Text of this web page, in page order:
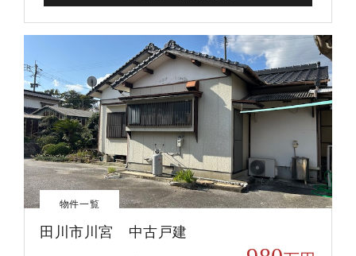
物件一覧
田川市川宮 中古戸建